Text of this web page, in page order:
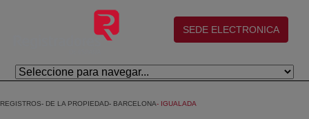
Skip to Main Content
(abre en nueva ventana)
SEDE ELECTRONICA
REGISTROS DE LA PROPIEDAD BARCELONA IGUALADA